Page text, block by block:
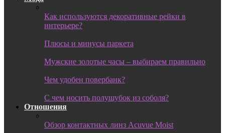
Как используются декоративные рейки в
интерьере?
Плюсы и минусы паркета
Мужские золотые часы – выбираем правильно
Чем удобен повербанк?
С чем носить полушубок из соболя?
Отношения
Обзор контактных линз Acuvue Moist